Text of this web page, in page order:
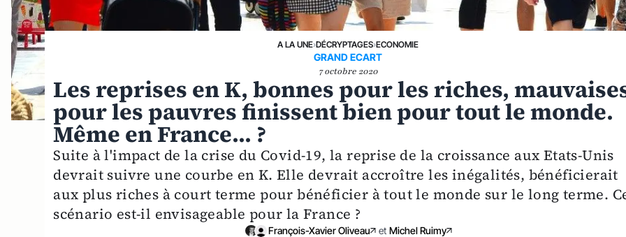
A LA UNE›DÉCRYPTAGES›ECONOMIE
GRAND ECART
7 octobre 2020
Les reprises en K, bonnes pour les riches,
pour les pauvres finissent bien pour tout le monde.
Même en France... ?
Suite à l'impact de la crise du Covid-19, la reprise de la croissance aux Etats-Unis
devrait suivre une courbe en K. Elle devrait accroître les inégalités, bénéficierait
aux plus riches à court terme pour bénéficier à tout le monde sur le long terme.
scénario est-il envisageable pour la France ?
François-Xavier Oliveau et Michel Ruimy